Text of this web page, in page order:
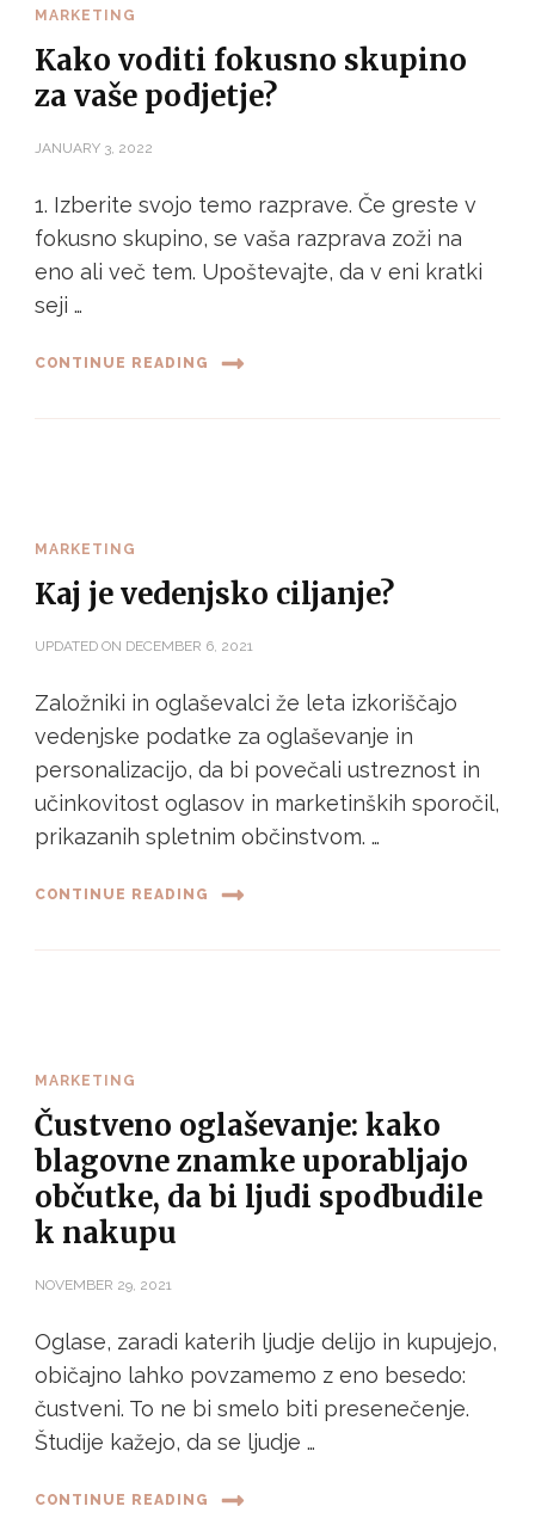
MARKETING
Kako voditi fokusno skupino
za vaše podjetje?
JANUARY 3, 2022
1. Izberite svojo temo razprave. Če greste v
fokusno skupino, se vaša razprava zoži na
eno ali več tem. Upoštevajte, da v eni kratki
seji …
CONTINUE READING
MARKETING
Kaj je vedenjsko ciljanje?
UPDATED ON DECEMBER 6, 2021
Založniki in oglaševalci že leta izkoriščajo
vedenjske podatke za oglaševanje in
personalizacijo, da bi povečali ustreznost in
učinkovitost oglasov in marketinških sporočil,
prikazanih spletnim občinstvom. …
CONTINUE READING
MARKETING
Čustveno oglaševanje: kako
blagovne znamke uporabljajo
občutke, da bi ljudi spodbudile
k nakupu
NOVEMBER 29, 2021
Oglase, zaradi katerih ljudje delijo in kupujejo,
običajno lahko povzamemo z eno besedo:
čustveni. To ne bi smelo biti presenečenje.
Študije kažejo, da se ljudje …
CONTINUE READING